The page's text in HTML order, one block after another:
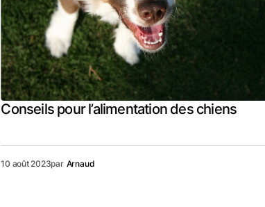
Conseils pour l’alimentation des chiens
10 août 2023par Arnaud